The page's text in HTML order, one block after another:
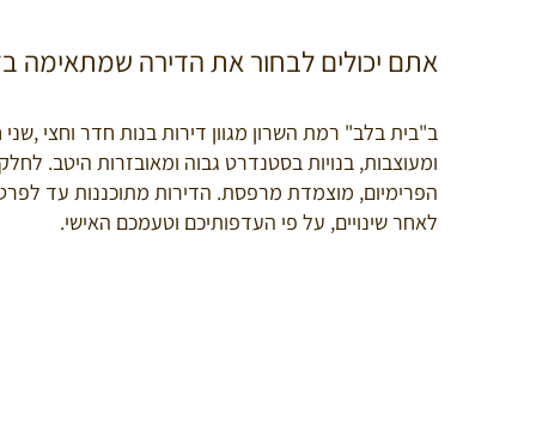
אתם יכולים לבחור את הדירה שמתאימה
ב"בית בלב" רמת השרון מגוון דירות בנות חדר וחצי
ומעוצבות, בנויות בסטנדרט גבוה ומאובזרות היטב.
הפרימיום, מוצמדת מרפסת. הדירות מתוכננות עד לפרט
לאחר שינויים, על פי העדפותיכם וטעמכם האישי.